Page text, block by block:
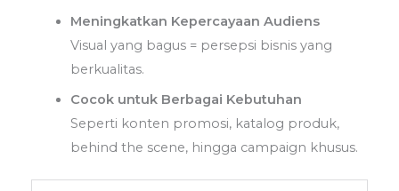
Meningkatkan Kepercayaan Audiens
Visual yang bagus = persepsi bisnis yang
berkualitas.
Cocok untuk Berbagai Kebutuhan
Seperti konten promosi, katalog produk,
behind the scene, hingga campaign khusus.